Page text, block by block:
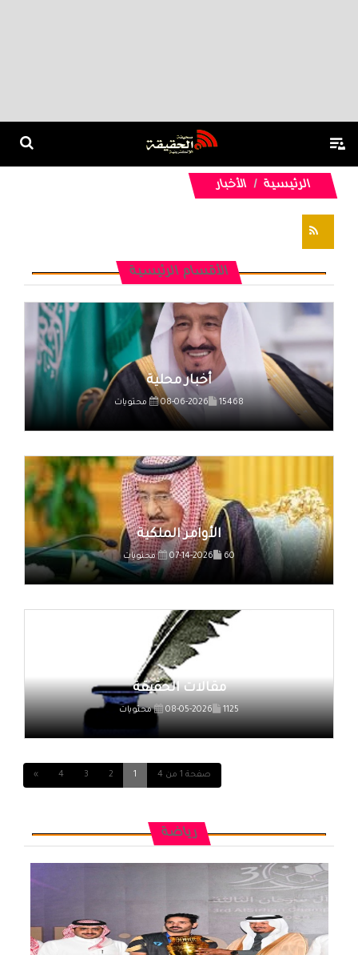
الرئيسية الأخبار
الأقسام الرئيسية
أخبار محلية
08-06-2026 15468 محتويات
الأوامر الملكية
07-14-2026 60 محتويات
مقالات الحقيقة
08-05-2026 1125 محتويات
صفحة 1 من 4 1
2
3
4
»
رياضة